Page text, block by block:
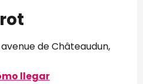
de Châteaudun,
llegar